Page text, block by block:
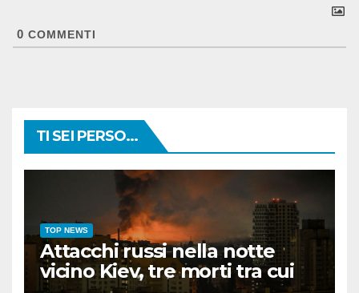
0 COMMENTI
TI SEI PERSO...
TOP NEWS
Attacchi russi nella notte
vicino Kiev, tre morti tra cui